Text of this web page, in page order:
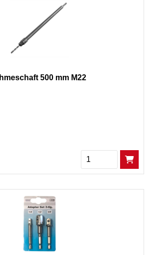
500 mm M22
Menge